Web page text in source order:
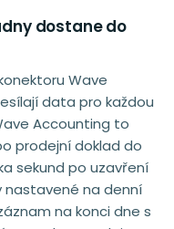
dostane do
Wave
data pro každou
Accounting to
prodejní doklad do
sekund po uzavření
nastavené na denní
na konci dne s